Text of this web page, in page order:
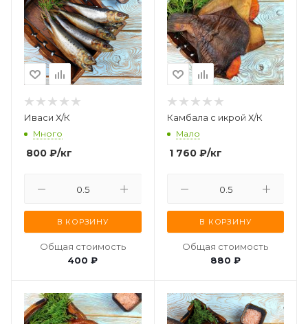
Иваси Х/К
Много
800 ₽/кг
В КОРЗИНУ
Общая стоимость
400 ₽
Камбала с икрой Х/К
Мало
1 760₽/кг
В КОРЗИНУ
Общая стоимость
880 ₽